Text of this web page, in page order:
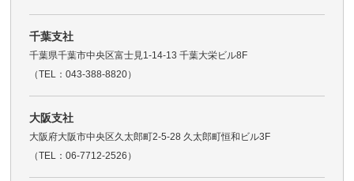
千葉支社
千葉県千葉市中央区富士見1-14-13 千葉大栄ビル8F
（TEL：043-388-8820）
大阪支社
大阪府大阪市中央区久太郎町2-5-28 久太郎町恒和ビル3F
（TEL：06-7712-2526）